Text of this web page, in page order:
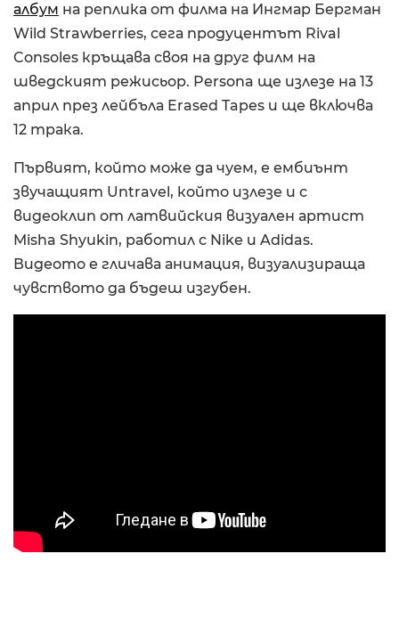
албум на реплика от филма на Ингмар Бергман
Wild Strawberries, сега продуцентът Rival
Consoles кръщава своя на друг филм на
шведският режисьор. Persona ще излезе на 13
април през лейбъла Erased Tapes и ще включва
12 трака.
Първият, който може да чуем, е ембиънт
звучащият Untravel, който излезе и с
видеоклип от латвийския визуален артист
Misha Shyukin, работил с Nike и Adidas.
Видеото е гличава анимация, визуализираща
чувството да бъдеш изгубен.